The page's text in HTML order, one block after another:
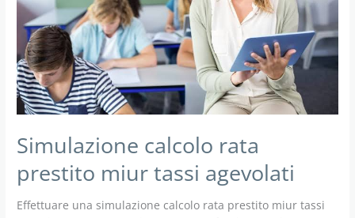
Simulazione calcolo rata
prestito miur tassi agevolati
Effettuare una simulazione calcolo rata prestito miur tassi